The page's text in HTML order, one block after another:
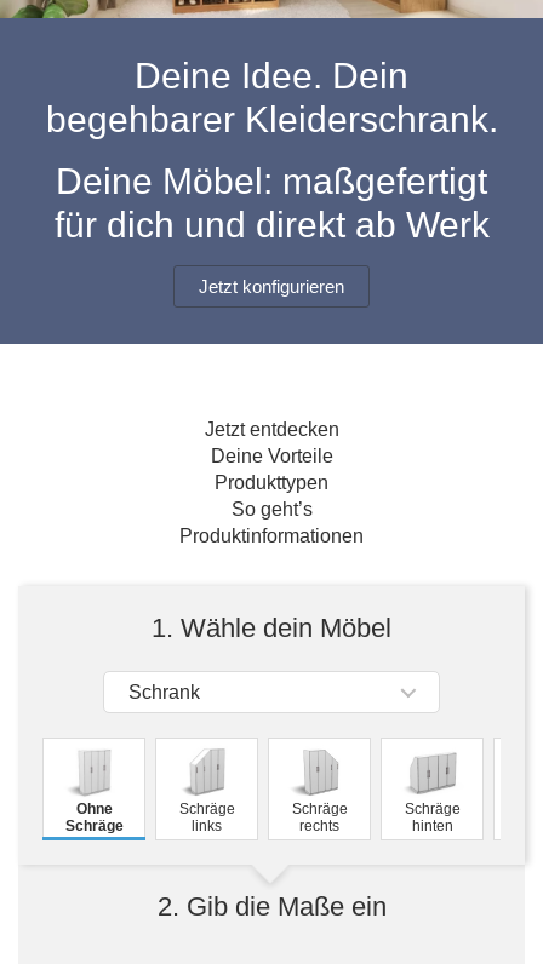
Schuhschrank
Hängeschrank
Hängeboard
TV-Möbel
Sideboard
Massivholz
Badregal
SpiegelschrankPolstermöbel
Sofa
Sessel
Hocker
der
Selection
Outdoorküche
der
Deine Idee. Dein
begehbarer Kleiderschrank.
Deine Möbel: maßgefertigt
für dich und direkt ab Werk
Jetzt konfigurieren
Jetzt entdecken
Deine Vorteile
Produkttypen
So geht’s
Produktinformationen
1. Wähle dein Möbel
Schrank
Ohne
Schräge
Schräge
links
Schräge
rechts
Schräge
hinten
2. Gib die Maße ein
Kommoden
Massivholz-Schränke & -Regale
Wandboards